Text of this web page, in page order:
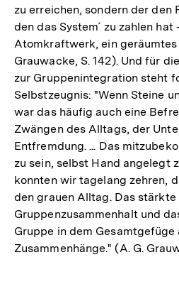
zu erreichen, sondern der den
den das System´ zu zahlen hat
Atomkraftwerk, ein geräumtes
Grauwacke, S. 142). Und für
zur Gruppenintegration steht
Selbstzeugnis: "Wenn Steine
war das häufig auch eine
Zwängen des Alltags, der
Entfremdung. ... Das
zu sein, selbst Hand angelegt
konnten wir tagelang zehren,
den grauen Alltag. Das stärkte
Gruppenzusammenhalt und
Gruppe in dem Gesamtgefüge
Zusammenhänge." (A. G.